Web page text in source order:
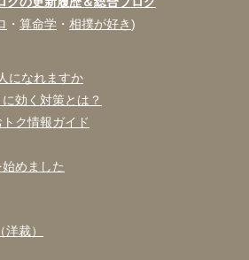
・ 算命学 ・ 相撲が好き)
になれますか
効く対策とは？
ク情報ガイド
めました
裁）